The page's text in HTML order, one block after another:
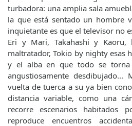
turbadora: una amplia sala
la que está sentado un hombre
inquietante es que el televisor no
Eri y Mari, Takahashi y
maltratador, Tokio by nighty esas
y el alba en que todo se torna
angustiosamente
vuelta de tuerca a su ya bien
distancia variable, como una
recorre escenarios habitados
reproduce encuentros